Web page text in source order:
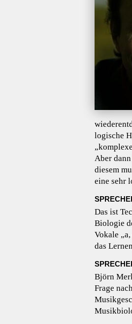
logische
Aber
diesem
eine sehr
Das ist
Biologie
Vokale
das
Björn
Frage